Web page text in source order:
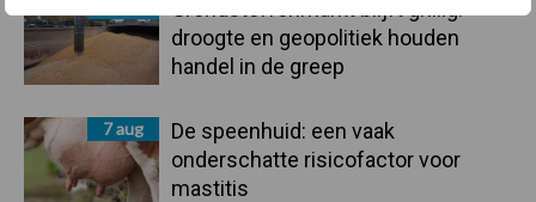
droogte en geopolitiek houden
handel in de greep
7 aug
De speenhuid: een vaak
onderschatte risicofactor voor
mastitis